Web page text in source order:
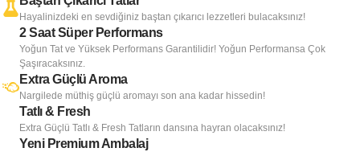
Hayalinizdeki en sevdiğiniz baştan çıkarıcı lezzetleri bulacaksınız!
2 Saat Süper Performans
Yoğun Tat ve Yüksek Performans Garantilidir! Yoğun Performansa Çok
Şaşıracaksınız.
Extra Güçlü Aroma
Nargilede müthiş güçlü aromayı son ana kadar hissedin!
Tatlı & Fresh
Extra Güçlü Tatlı & Fresh Tatların dansına hayran olacaksınız!
Yeni Premium Ambalaj